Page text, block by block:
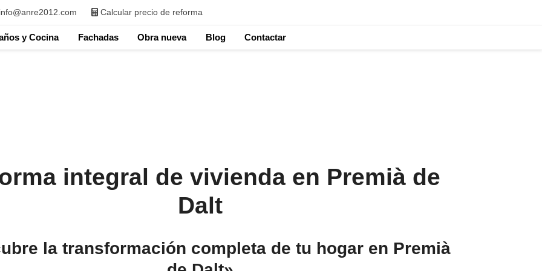
info@anre2012.com Calcular precio de reforma
y Cocina Fachadas Obra nueva Blog Contactar
integral de vivienda en Premià de
Dalt
la transformación completa de tu hogar en Premià